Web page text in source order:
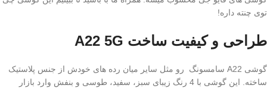
توی چنته داره!
طراحی و کیفیت ساخت A22 5G
گوشی A22 سامسونگ رو مثل سایر میان رده های خودش از جنس پلاستیک
ساخته. این گوشی با 4 رنگ زیبای سبز، سفید، طوسی و بنفش وارد بازار